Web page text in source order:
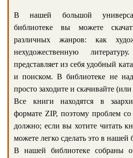
В нашей большой
библиотеке вы можете
различных жанров: как
нехудожественную
представляет из себя удобный
и поиском. В библиотеке не
просто заходите и скачивайте
Все книги находятся в
формате ZIP, поэтому проблем
должно; если вы хотите читать
можете легко сделать это в нашей
В нашей библиотеке собраны